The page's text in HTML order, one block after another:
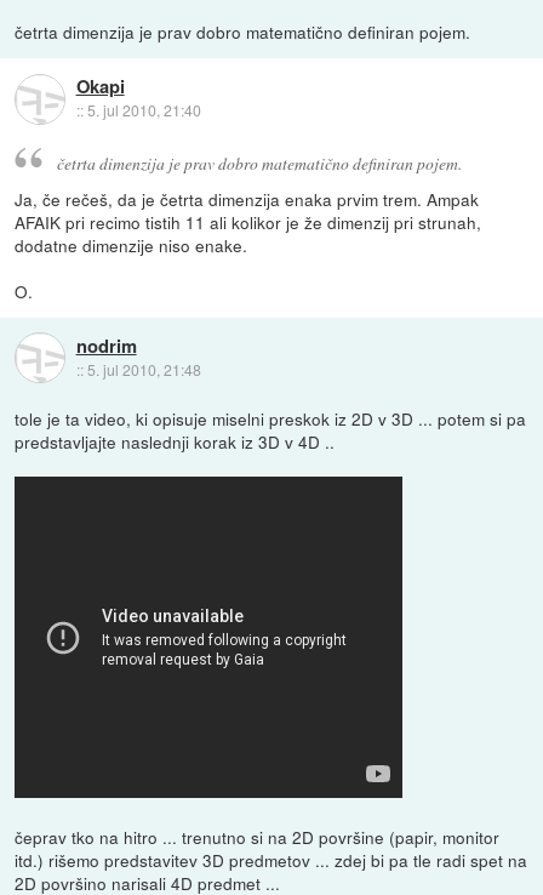
četrta dimenzija je prav dobro matematično definiran pojem.
Okapi
::5. jul 2010, 21:40
četrta dimenzija je prav dobro matematično definiran pojem.
Ja, če rečeš, da je četrta dimenzija enaka prvim trem. Ampak
AFAIK pri recimo tistih 11 ali kolikor je že dimenzij pri strunah,
dodatne dimenzije niso enake.
O.
nodrim
:: 5. jul 2010, 21:48
tole je ta video, ki opisuje miselni preskok iz 2D v 3D ... potem si pa
predstavljajte naslednji korak iz 3D v 4D ..
čeprav tko na hitro ... trenutno si na 2D površine (papir, monitor
itd.) rišemo predstavitev 3D predmetov ... zdej bi pa tle radi spet na
2D površino narisali 4D predmet ...